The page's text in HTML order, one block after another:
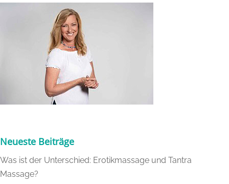
Neueste Beiträge
Was ist der Unterschied: Erotikmassage und Tantra
Massage?